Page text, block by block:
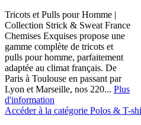
Tricots et Pulls pour Homme |
Collection Strick & Sweat France
Chemises Exquises propose une
gamme complète de tricots et
pulls pour homme, parfaitement
adaptée au climat français. De
Paris à Toulouse en passant par
Lyon et Marseille, nos 220... Plus
d'information
Accéder à la catégorie Polos & T-